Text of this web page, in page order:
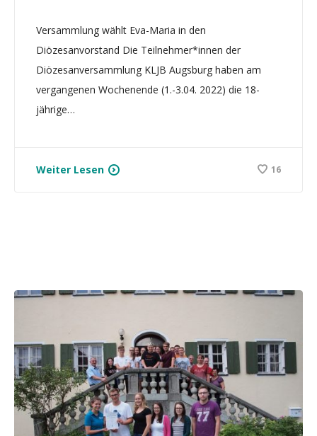
Versammlung wählt Eva-Maria in den
Diözesanvorstand Die Teilnehmer*innen der
Diözesanversammlung KLJB Augsburg haben am
vergangenen Wochenende (1.-3.04. 2022) die 18-
jährige…
Weiter Lesen 16